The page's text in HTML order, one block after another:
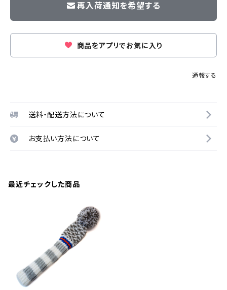
再入荷通知を希望する
商品をアプリでお気に入り
通報する
送料・配送方法について
お支払い方法について
最近チェックした商品